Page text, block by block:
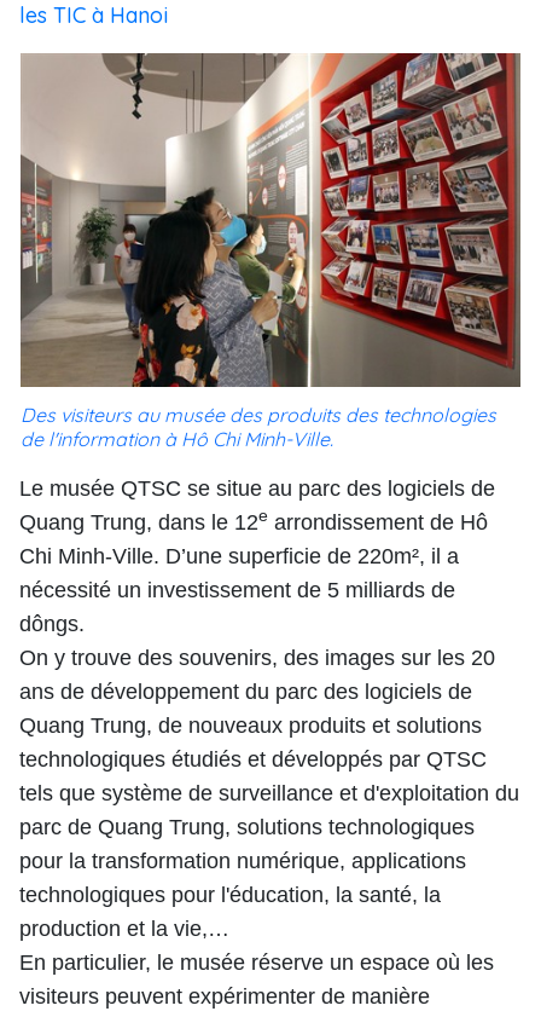
les TIC à Hanoi
Des visiteurs au musée des produits des technologies
de l'information à Hô Chi Minh-Ville.
Le musée QTSC se situe au parc des logiciels de
Quang Trung, dans le 12e arrondissement de Hô
Chi Minh-Ville. D’une superficie de 220m², il a
nécessité un investissement de 5 milliards de
dôngs.
On y trouve des souvenirs, des images sur les 20
ans de développement du parc des logiciels de
Quang Trung, de nouveaux produits et solutions
technologiques étudiés et développés par QTSC
tels que système de surveillance et d'exploitation du
parc de Quang Trung, solutions technologiques
pour la transformation numérique, applications
technologiques pour l'éducation, la santé, la
production et la vie,…
En particulier, le musée réserve un espace où les
visiteurs peuvent expérimenter de manière